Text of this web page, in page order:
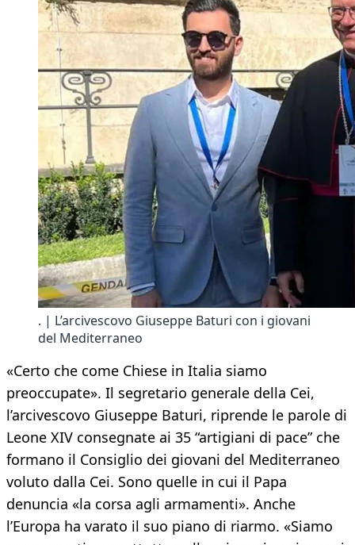
. | L’arcivescovo Giuseppe Baturi con i giovani
del Mediterraneo
«Certo che come Chiese in Italia siamo
preoccupate». Il segretario generale della Cei,
l’arcivescovo Giuseppe Baturi, riprende le parole di
Leone XIV consegnate ai 35 “artigiani di pace” che
formano il Consiglio dei giovani del Mediterraneo
voluto dalla Cei. Sono quelle in cui il Papa
denuncia «la corsa agli armamenti». Anche
l’Europa ha varato il suo piano di riarmo. «Siamo